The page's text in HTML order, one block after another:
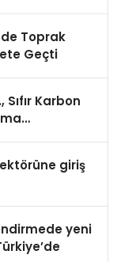
Toprak
Geçti
Karbon
giriş
yeni